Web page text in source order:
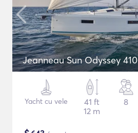
Jeanneau Sun Odyssey 410
Yacht cu vele
41 ft
12 m
8